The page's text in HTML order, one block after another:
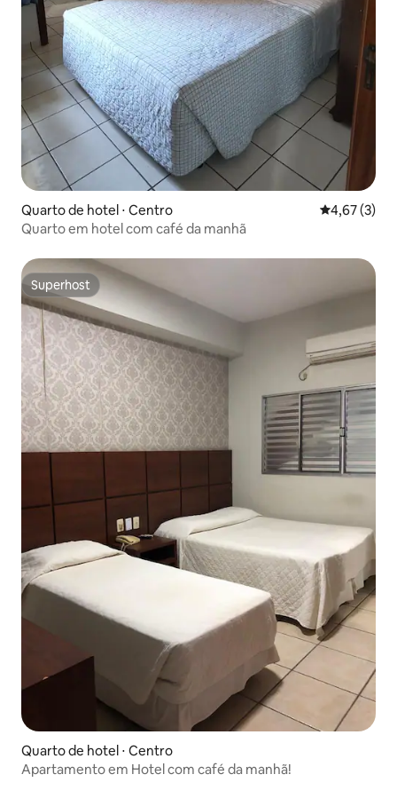
Quarto de hotel ⋅ Centro 4,67 de
4,67 (3)
Quarto em hotel com café da manhã
Superhost
Superhost
Quarto de hotel ⋅ Centro
Apartamento em Hotel com café da manhã!